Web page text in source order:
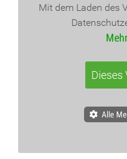
Mit dem Laden des
Dieses
Alle